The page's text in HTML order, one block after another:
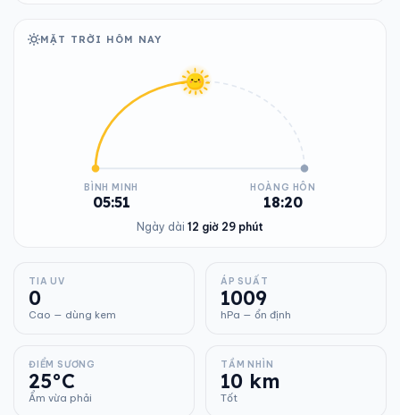
MẶT TRỜI HÔM NAY
BÌNH MINH
05:51
HOÀNG HÔN
18:20
Ngày dài 12 giờ 29 phút
TIA UV
0
Cao — dùng kem
ÁP SUẤT
1009
hPa — ổn định
ĐIỂM SƯƠNG
25°C
Ẩm vừa phải
TẦM NHÌN
10 km
Tốt